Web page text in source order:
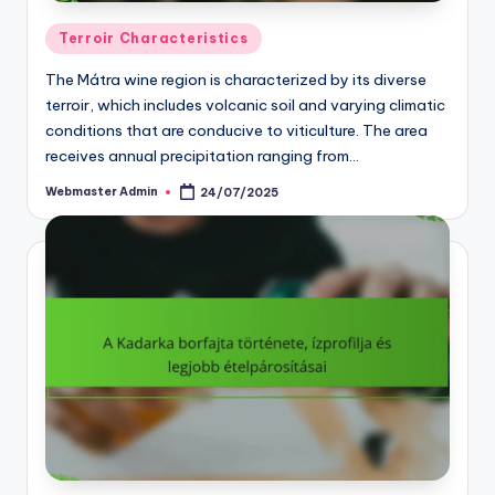
Posted
in
Terroir Characteristics
The Mátra wine region is characterized by its diverse
terroir, which includes volcanic soil and varying climatic
conditions that are conducive to viticulture. The area
receives annual precipitation ranging from…
Posted
Webmaster Admin 24/07/2025